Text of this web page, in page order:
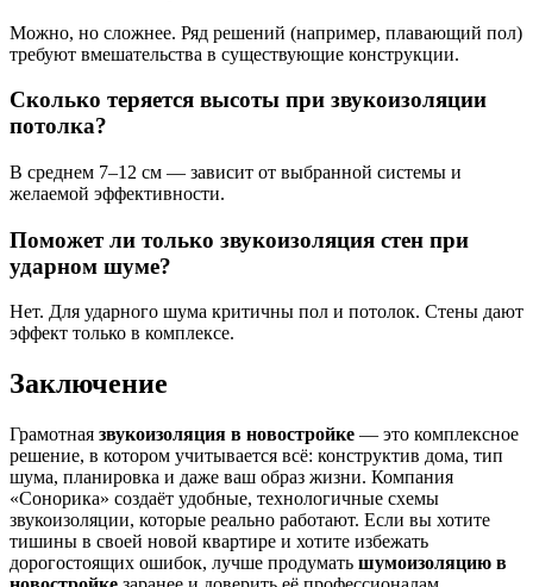
Можно, но сложнее. Ряд решений (например, плавающий пол)
требуют вмешательства в существующие конструкции.
Сколько теряется высоты при звукоизоляции
потолка?
В среднем 7–12 см — зависит от выбранной системы и
желаемой эффективности.
Поможет ли только звукоизоляция стен при
ударном шуме?
Нет. Для ударного шума критичны пол и потолок. Стены дают
эффект только в комплексе.
Заключение
Грамотная звукоизоляция в новостройке — это комплексное
решение, в котором учитывается всё: конструктив дома, тип
шума, планировка и даже ваш образ жизни. Компания
«Сонорика» создаёт удобные, технологичные схемы
звукоизоляции, которые реально работают. Если вы хотите
тишины в своей новой квартире и хотите избежать
дорогостоящих ошибок, лучше продумать шумоизоляцию в